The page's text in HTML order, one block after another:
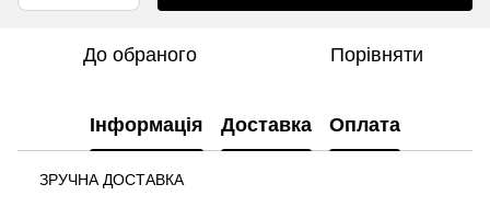
До обраного Порівняти
Інформація Доставка Оплата
ЗРУЧНА ДОСТАВКА